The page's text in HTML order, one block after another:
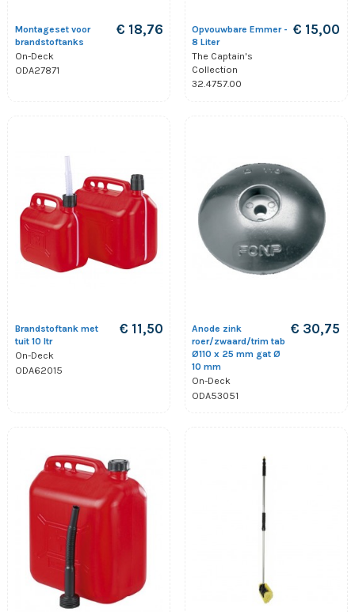
Montageset voor
brandstoftanks
On-Deck
ODA27871
€ 18,76
Opvouwbare Emmer -
8 Liter
The Captain's
Collection
32.4757.00
€ 15,00
Brandstoftank met
tuit 10 ltr
On-Deck
ODA62015
€ 11,50
Anode zink
roer/zwaard/trim tab
Ø110 x 25 mm gat Ø
10 mm
On-Deck
ODA53051
€ 30,75